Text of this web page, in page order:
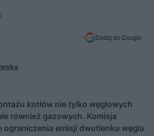
Dodaj do Google
kotłów nie tylko węglowych
również gazowych. Komisja
ograniczenia emisji dwutlenku węgla